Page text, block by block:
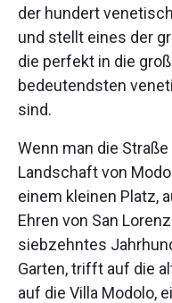
der hundert
und stellt eines der
die perfekt in die
bedeutendsten
sind.
Wenn man die
Landschaft von
einem kleinen Platz,
Ehren von San
siebzehntes
Garten, trifft auf die
auf die Villa Modolo,